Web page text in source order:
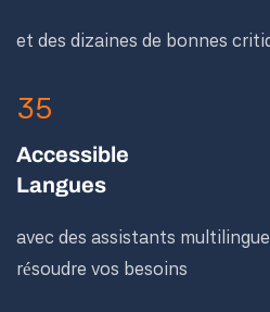
et des dizaines de bonnes
35
Accessible
Langues
avec des assistants
résoudre vos besoins